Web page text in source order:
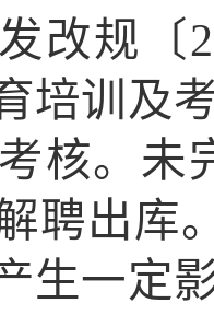
改规〔
培训及
核。未
聘出库
生一定